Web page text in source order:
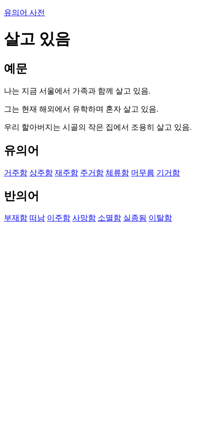
유의어 사전
살고 있음
예문
나는 지금 서울에서 가족과 함께 살고 있음.
그는 현재 해외에서 유학하며 혼자 살고 있음.
우리 할아버지는 시골의 작은 집에서 조용히 살고 있음.
유의어
거주함 상주함 재주함 주거함 체류함 머무름 기거함
반의어
부재함 떠남 이주함 사망함 소멸함 실종됨 이탈함